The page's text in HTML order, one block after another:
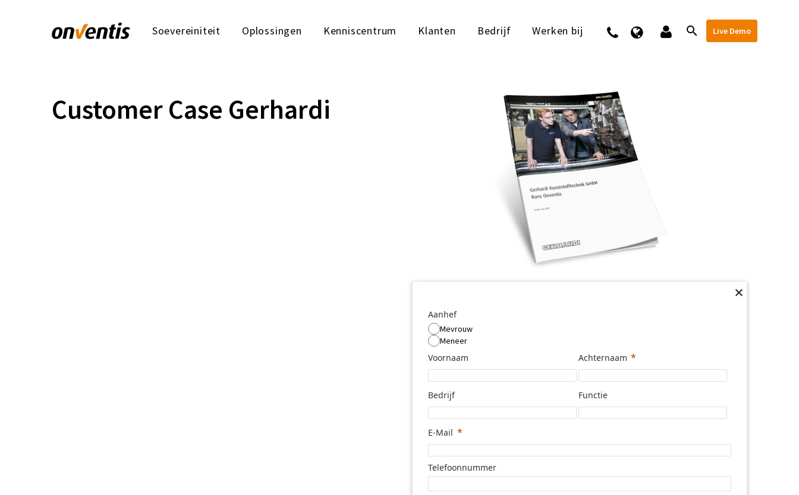
Soevereiniteit Oplossingen Kenniscentrum Klanten Bedrijf Werken bij Contact Live Demo
Customer Case Gerhardi
Aanhef
Mevrouw
Meneer
Voornaam Achternaam
Bedrijf Functie
E-Mail
Telefoonnummer